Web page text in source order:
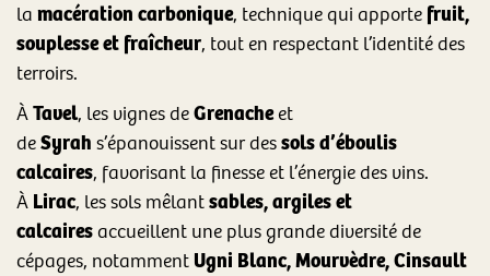
la macération carbonique, technique qui apporte fruit,
souplesse et fraîcheur, tout en respectant l’identité des
terroirs.
ÀTavel, les vignes deGrenacheet
deSyrah s’épanouissent sur dessols d’éboulis
calcaires, favorisant la finesse et l’énergie des vins.
À Lirac, les sols mêlantsables, argiles et
calcairesaccueillent une plus grande diversité de
cépages, notamment Ugni Blanc, Mourvèdre, Cinsault